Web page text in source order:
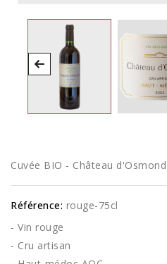
Cuvée BIO - Château
Référence: rouge-75cl
- Vin rouge
- Cru artisan